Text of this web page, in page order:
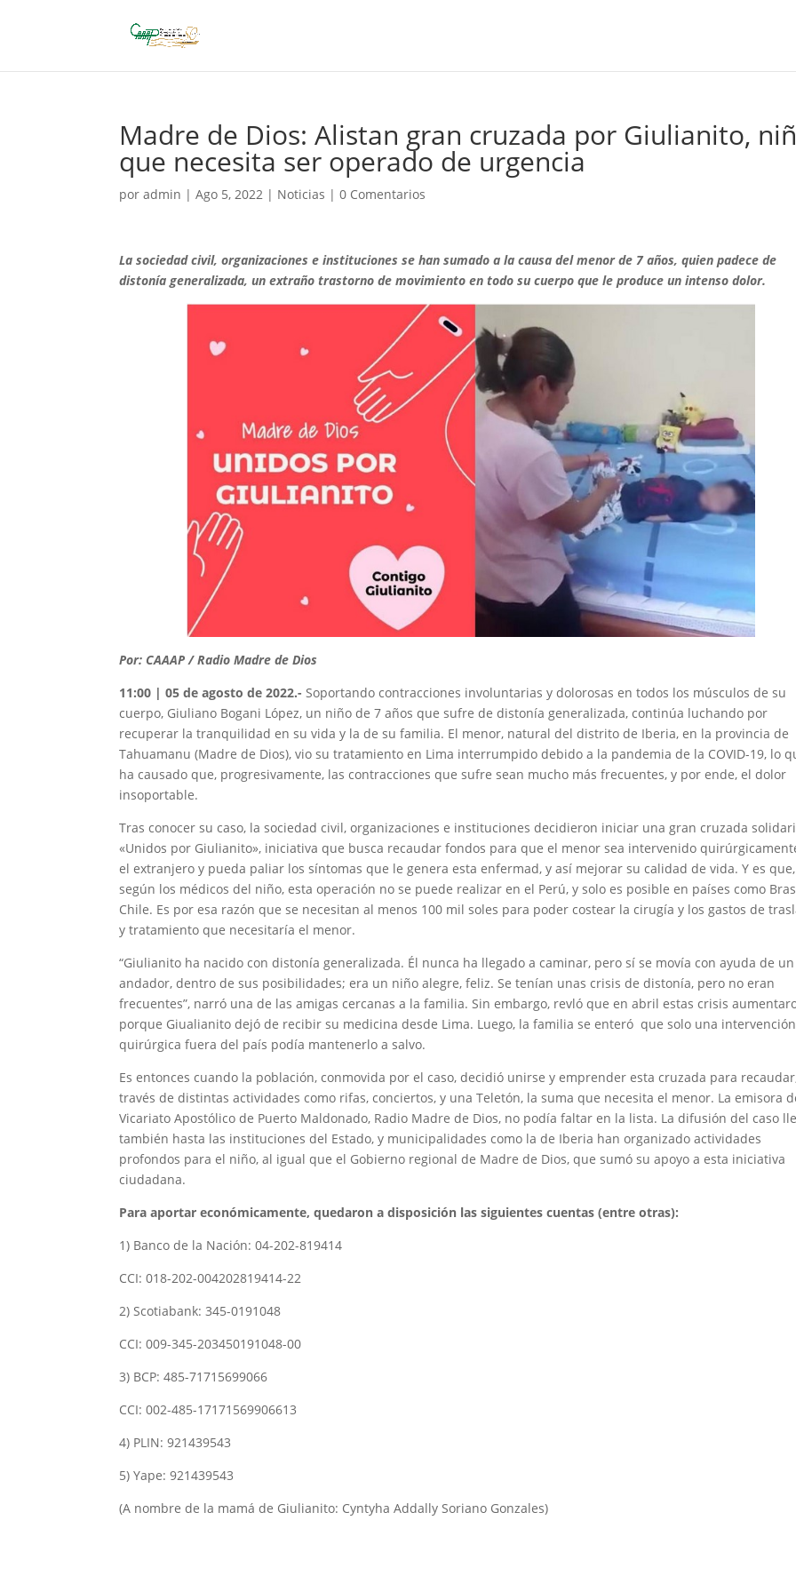
Madre de Dios: Alistan gran cruzada por Giulianito,
que necesita ser operado de urgencia
poradmin |Ago 5, 2022 | Noticias |0 Comentarios
La sociedad civil, organizaciones e instituciones se han sumado a la causa del menor de 7 años, quien padece de
distonía generalizada, un extraño trastorno de movimiento en todo su cuerpo que le produce un intenso dolor.
Por: CAAAP / Radio Madre de Dios
11:00 | 05 de agosto de 2022.-Soportando contracciones involuntarias y dolorosas en todos los músculos de su
cuerpo, Giuliano Bogani López, un niño de 7 años que sufre de distonía generalizada, continúa luchando por
recuperar la tranquilidad en su vida y la de su familia. El menor, natural del distrito de Iberia, en la provincia de
Tahuamanu (Madre de Dios), vio su tratamiento en Lima interrumpido debido a la pandemia de la COVID-19, lo
ha causado que, progresivamente, las contracciones que sufre sean mucho más frecuentes, y por ende, el dolor
insoportable.
Tras conocer su caso, la sociedad civil, organizaciones e instituciones decidieron iniciar una gran cruzada
«Unidos por Giulianito», iniciativa que busca recaudar fondos para que el menor sea intervenido
el extranjero y pueda paliar los síntomas que le genera esta enfermad, y así mejorar su calidad de vida. Y es que,
según los médicos del niño, esta operación no se puede realizar en el Perú, y solo es posible en países como
Chile. Es por esa razón que se necesitan al menos 100 mil soles para poder costear la cirugía y los gastos de
y tratamiento que necesitaría el menor.
“Giulianito ha nacido con distonía generalizada. Él nunca ha llegado a caminar, pero sí se movía con ayuda de un
andador, dentro de sus posibilidades; era un niño alegre, feliz. Se tenían unas crisis de distonía, pero no eran
frecuentes”, narró una de las amigas cercanas a la familia. Sin embargo, revló que en abril estas crisis
porque Giualianito dejó de recibir su medicina desde Lima. Luego, la familia se enteró que solo una intervención
quirúrgica fuera del país podía mantenerlo a salvo.
Es entonces cuando la población, conmovida por el caso, decidió unirse y emprender esta cruzada para
través de distintas actividades como rifas, conciertos, y una Teletón, la suma que necesita el menor. La emisora
Vicariato Apostólico de Puerto Maldonado, Radio Madre de Dios, no podía faltar en la lista. La difusión del caso
también hasta las instituciones del Estado, y municipalidades como la de Iberia han organizado actividades
profondos para el niño, al igual que el Gobierno regional de Madre de Dios, que sumó su apoyo a esta iniciativa
ciudadana.
Para aportar económicamente, quedaron a disposición las siguientes cuentas (entre otras):
1) Banco de la Nación: 04-202-819414
CCI: 018-202-004202819414-22
2) Scotiabank: 345-0191048
CCI: 009-345-203450191048-00
3) BCP: 485-71715699066
CCI: 002-485-17171569906613
4) PLIN: 921439543
5) Yape: 921439543
(A nombre de la mamá de Giulianito: Cyntyha Addally Soriano Gonzales)